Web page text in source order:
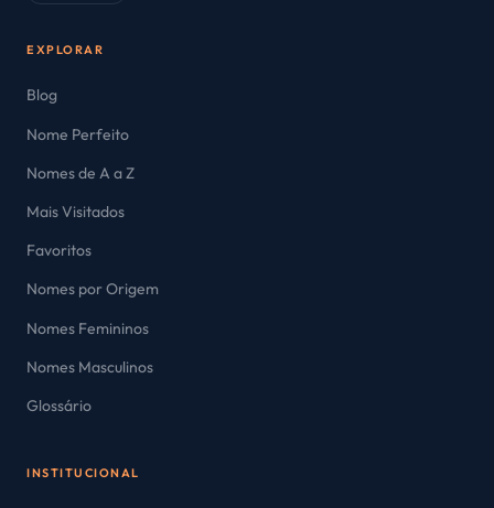
EXPLORAR
Blog
Nome Perfeito
Nomes de A a Z
Mais Visitados
Favoritos
Nomes por Origem
Nomes Femininos
Nomes Masculinos
Glossário
INSTITUCIONAL